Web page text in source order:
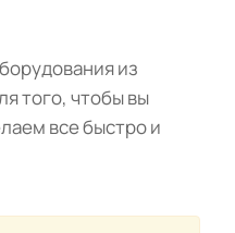
из
того, чтобы вы
все быстро и